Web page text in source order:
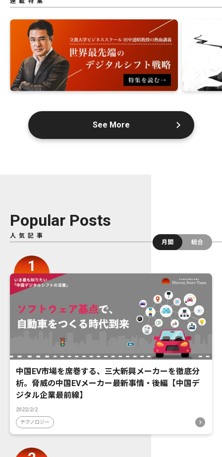
See More
Popular Posts
人気記事
月間
総合
中国EV市場を席巻する、三大新興メーカーを徹底分
析。脅威の中国EVメーカー最新事情・後編【中国デ
ジタル企業最前線】
2022/2/2
テクノロジー